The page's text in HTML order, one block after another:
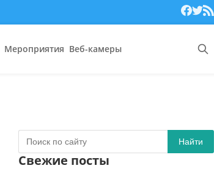
Мероприятия Веб-камеры
Найти
Свежие посты